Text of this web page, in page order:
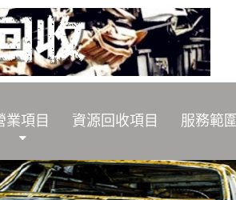
業項目 資源回收項目 服務範圍